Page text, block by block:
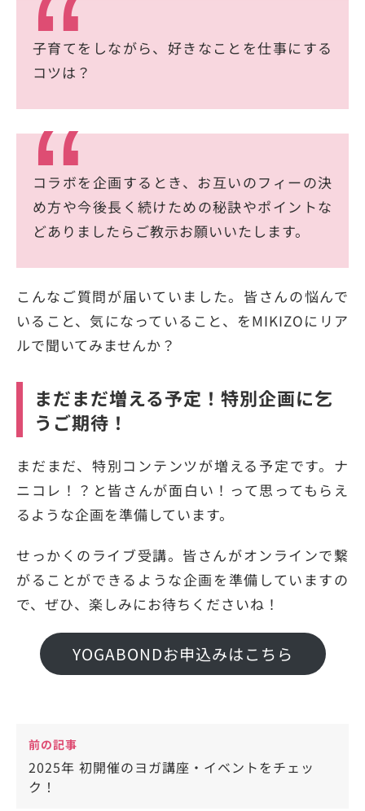
子育てをしながら、好きなことを仕事にする
コツは？
コラボを企画するとき、お互いのフィーの決
め方や今後長く続けための秘訣やポイントな
どありましたらご教示お願いいたします。
こんなご質問が届いていました。皆さんの悩んで
いること、気になっていること、をMIKIZOにリア
ルで聞いてみませんか？
まだまだ増える予定！特別企画に乞
うご期待！
まだまだ、特別コンテンツが増える予定です。ナ
ニコレ！？と皆さんが面白い！って思ってもらえ
るような企画を準備しています。
せっかくのライブ受講。皆さんがオンラインで繋
がることができるような企画を準備していますの
で、ぜひ、楽しみにお待ちくださいね！
YOGABONDお申込みはこちら
前の記事
2025年 初開催のヨガ講座・イベントをチェッ
ク！